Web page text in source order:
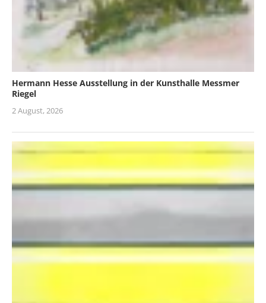
Hermann Hesse Ausstellung in der Kunsthalle Messmer
Riegel
2 August, 2026